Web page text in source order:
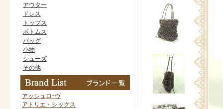
アウター
ドレス
トップス
ボトムス
バッグ
小物
シューズ
その他
アッシュロｰヴ
アトリエ・シックス